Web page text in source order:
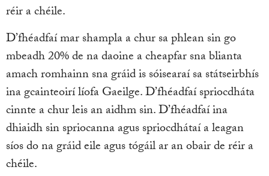
réir a chéile.
D’fhéadfaí mar shampla a chur sa phlean sin go
mbeadh 20% de na daoine a cheapfar sna blianta
amach romhainn sna gráid is sóisearaí sa státseirbhís
ina gcainteoirí líofa Gaeilge. D’fhéadfaí spriocdháta
cinnte a chur leis an aidhm sin. D’fhéadfaí ina
dhiaidh sin spriocanna agus spriocdhátaí a leagan
síos do na gráid eile agus tógáil ar an obair de réir a
chéile.